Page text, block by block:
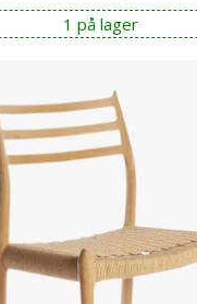
1 på lager